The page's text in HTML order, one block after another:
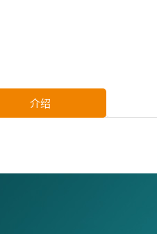
介绍